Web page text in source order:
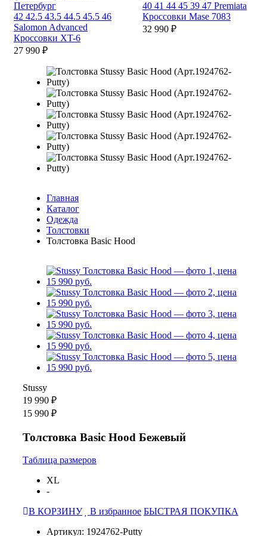
42 42.5 43.5 44.5 45.5 46
Salomon Advanced
Кроссовки XT-6
27 990 ₽
40 41 44 45 39 47 Premiata
Кроссовки Mase 7083
32 990 ₽
Главная
Каталог
Одежда
Толстовки
Толстовка Basic Hood
Stussy
19 990 ₽
15 990 ₽
Толстовка Basic Hood Бежевый
Таблица размеров
XL
-
В КОРЗИНУ
В избранное БЫСТРАЯ ПОКУПКА
Артикул: 1924762-Putty